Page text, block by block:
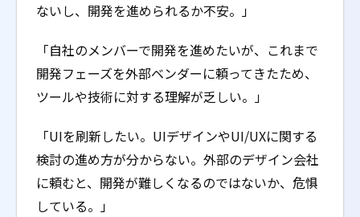
ないし、開発を進められるか不安。」
「自社のメンバーで開発を進めたいが、これまで
開発フェーズを外部ベンダーに頼ってきたため、
ツールや技術に対する理解が乏しい。」
「UIを刷新したい。UIデザインやUI/UXに関する
検討の進め方が分からない。外部のデザイン会社
に頼むと、開発が難しくなるのではないか、危惧
している。」